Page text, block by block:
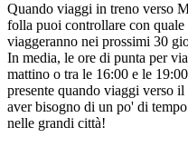
Quando viaggi in treno verso
folla puoi controllare con
viaggeranno nei prossimi 30
In media, le ore di punta per
mattino o tra le 16:00 e le
presente quando viaggi verso
aver bisogno di un po' di
nelle grandi città!